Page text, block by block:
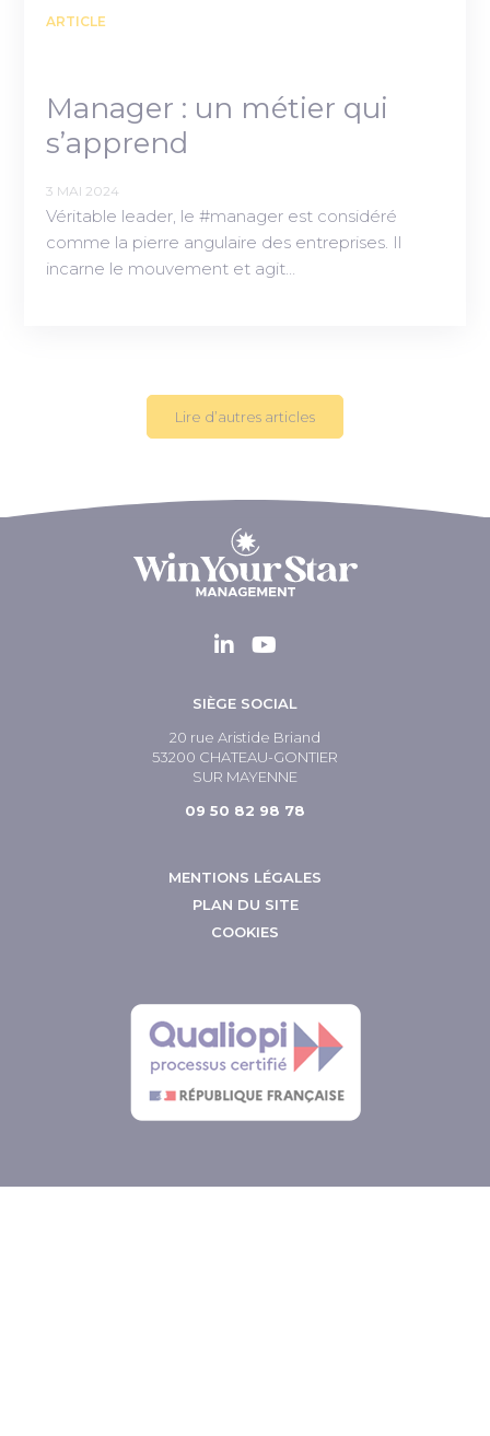
ARTICLE
Manager : un métier qui
s’apprend
3 MAI 2024
Véritable leader, le #manager est considéré
comme la pierre angulaire des entreprises. Il
incarne le mouvement et agit…
Lire d’autres articles
SIÈGE SOCIAL
20 rue Aristide Briand
53200 CHATEAU-GONTIER
SUR MAYENNE
09 50 82 98 78
MENTIONS LÉGALES
PLAN DU SITE
COOKIES